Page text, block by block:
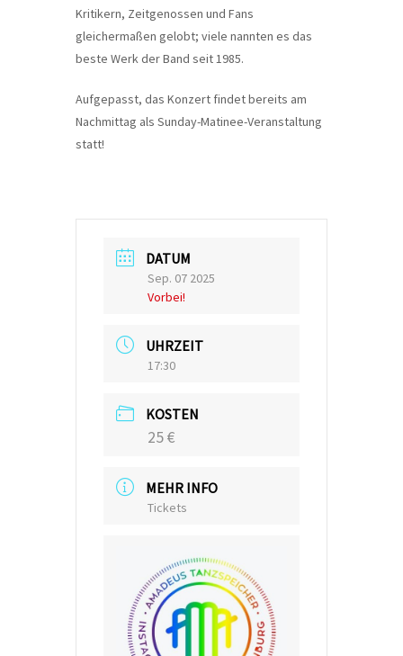
Kritikern, Zeitgenossen und Fans
gleichermaßen gelobt; viele nannten es das
beste Werk der Band seit 1985.
Aufgepasst, das Konzert findet bereits am
Nachmittag als Sunday-Matinee-Veranstaltung
statt!
DATUM
Sep. 07 2025
Vorbei!
UHRZEIT
17:30
KOSTEN
25 €
MEHR INFO
Tickets